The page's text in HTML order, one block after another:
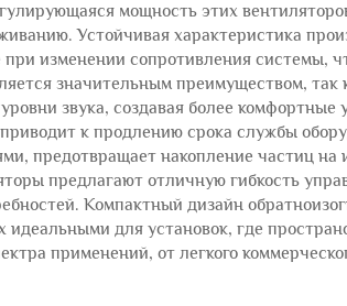
мощность этих
Устойчивая характеристика
изменении сопротивления системы,
значительным преимуществом, так
звука, создавая более
к продлению срока службы
предотвращает накопление частиц
предлагают отличную гибкость
Компактный дизайн
для установок, где
применений, от легкого